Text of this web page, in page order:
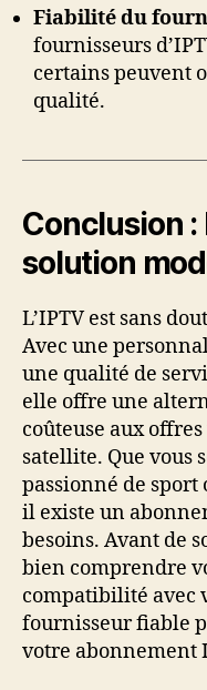
Fiabilité du
fournisseurs
certains peuvent
qualité.
Conclusion :
solution
L’IPTV est sans
Avec une
une qualité de
elle offre une
coûteuse aux
satellite. Que vous
passionné de
il existe un
besoins. Avant de
bien comprendre
compatibilité avec
fournisseur fiable
votre abonnement